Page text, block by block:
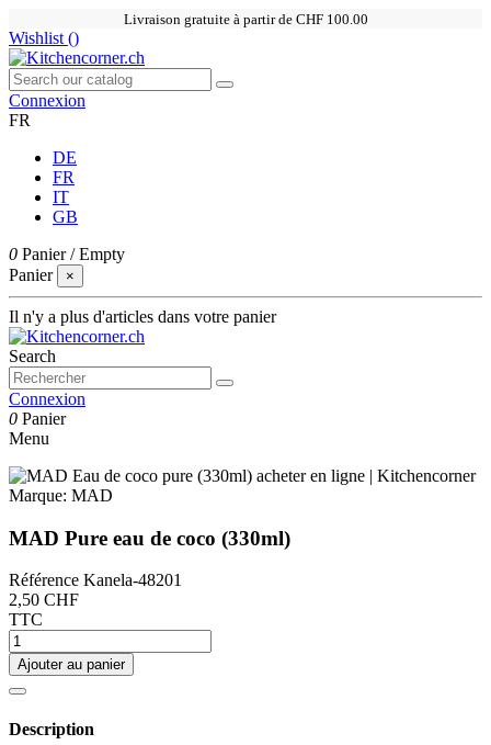
Livraison gratuite à partir de CHF 100.00
Wishlist ()
Connexion
FR
DE
FR
IT
GB
0 Panier /Empty
Panier
×
Il n'y a plus d'articles dans votre panier
Search
Connexion
0 Panier
Menu
Marque: MAD
MAD Pure eau de coco (330ml)
Référence Kanela-48201
2,50 CHF
TTC
Ajouter au panier
Description